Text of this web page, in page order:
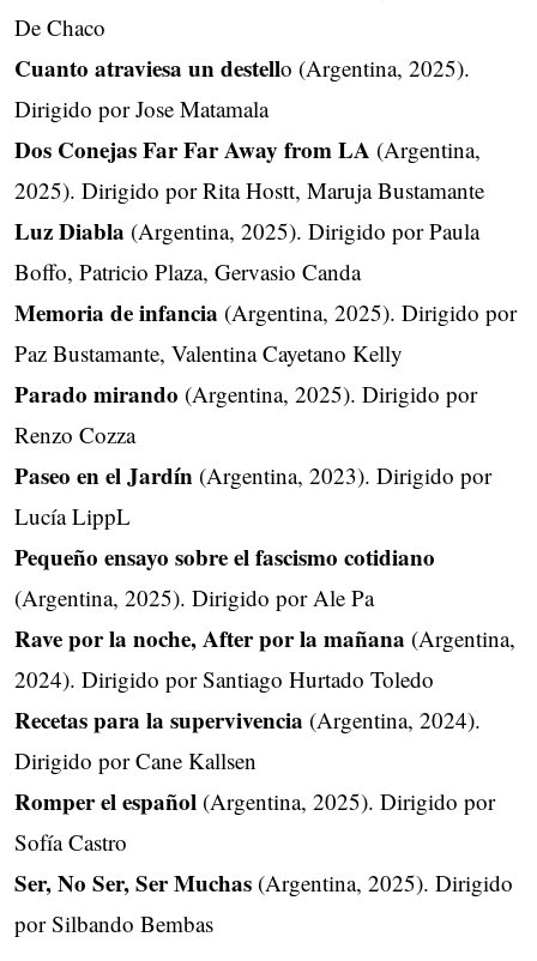
De Chaco
Cuanto atraviesa un destello (Argentina, 2025).
Dirigido por Jose Matamala
Dos Conejas Far Far Away from LA (Argentina,
2025). Dirigido por Rita Hostt, Maruja Bustamante
Luz Diabla (Argentina, 2025). Dirigido por Paula
Boffo, Patricio Plaza, Gervasio Canda
Memoria de infancia (Argentina, 2025). Dirigido por
Paz Bustamante, Valentina Cayetano Kelly
Parado mirando (Argentina, 2025). Dirigido por
Renzo Cozza
Paseo en el Jardín (Argentina, 2023). Dirigido por
Lucía LippL
Pequeño ensayo sobre el fascismo cotidiano
(Argentina, 2025). Dirigido por Ale Pa
Rave por la noche, After por la mañana (Argentina,
2024). Dirigido por Santiago Hurtado Toledo
Recetas para la supervivencia (Argentina, 2024).
Dirigido por Cane Kallsen
Romper el español (Argentina, 2025). Dirigido por
Sofía Castro
Ser, No Ser, Ser Muchas (Argentina, 2025). Dirigido
por Silbando Bembas